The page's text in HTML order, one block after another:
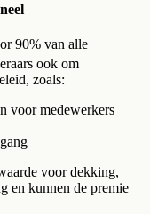
90% van alle
ook om
zoals:
voor medewerkers
voor dekking,
en kunnen de premie